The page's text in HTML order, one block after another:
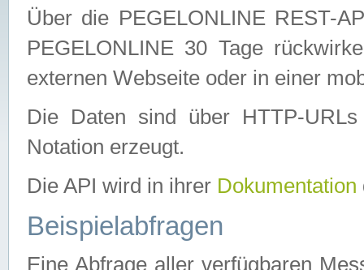
Über die PEGELONLINE REST-
PEGELONLINE 30 Tage
externen Webseite oder in einer
Die Daten sind über HTTP-
Notation erzeugt.
Die API wird in ihrer Dokumentation
Beispielabfragen
Eine Abfrage aller verfügbaren